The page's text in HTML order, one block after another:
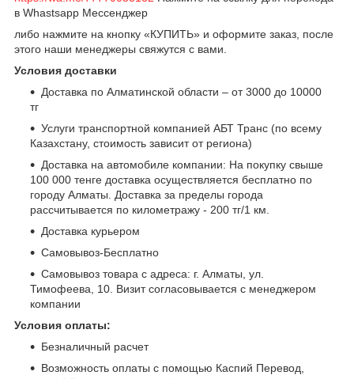
в Whastsapp Мессенджер
либо нажмите на кнопку «КУПИТЬ» и оформите заказ, после
этого наши менеджеры свяжутся с вами.
Условия доставки
Доставка по Алматинской области – от 3000 до 10000
тг
Услуги транспортной компанией АБТ Транс (по всему
Казахстану, стоимость зависит от региона)
Доставка на автомобиле компании: На покупку свыше
100 000 тенге доставка осуществляется бесплатно по
городу Алматы. Доставка за пределы города
рассчитывается по километражу - 200 тг/1 км.
Доставка курьером
Самовывоз-Бесплатно
Самовывоз товара с адреса: г. Алматы, ул.
Тимофеева, 10. Визит согласовывается с менеджером
компании
Условия оплаты:
Безналичный расчет
Возможность оплаты с помощью Каспий Перевод,